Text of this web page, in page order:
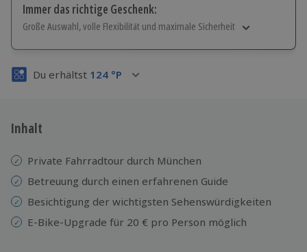
Immer das richtige Geschenk:
Große Auswahl, volle Flexibilität und maximale Sicherheit
Volle Flexibilität
3 Jahre gültig & verlängerbar.
Du erhältst 124 °P
Inhalt
Private Fahrradtour durch München
Betreuung durch einen erfahrenen Guide
Besichtigung der wichtigsten Sehenswürdigkeiten
E-Bike-Upgrade für 20 € pro Person möglich